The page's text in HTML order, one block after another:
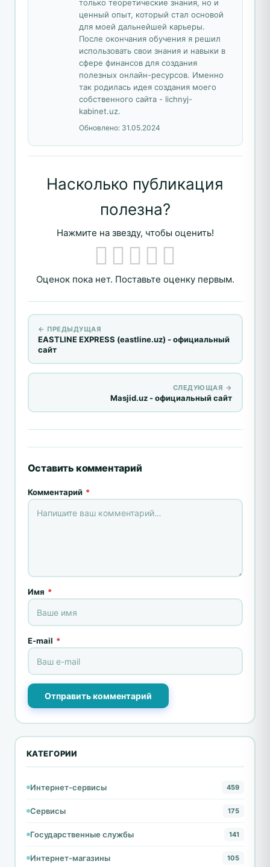
только теоретические знания, но и
ценный опыт, который стал основой
для моей дальнейшей карьеры.
После окончания обучения я решил
использовать свои знания и навыки в
сфере финансов для создания
полезных онлайн-ресурсов. Именно
так родилась идея создания моего
собственного сайта - lichnyj-
kabinet.uz.
Обновлено: 31.05.2024
Насколько публикация
полезна?
Нажмите на звезду, чтобы оценить!
Оценок пока нет. Поставьте оценку первым.
← ПРЕДЫДУЩАЯ
EASTLINE EXPRESS (eastline.uz) - официальный
сайт
СЛЕДУЮЩАЯ →
Masjid.uz - официальный сайт
Оставить комментарий
Комментарий *
Имя *
E-mail *
Отправить комментарий
КАТЕГОРИИ
Интернет-сервисы 459
Сервисы 175
Государственные службы 141
Интернет-магазины 105